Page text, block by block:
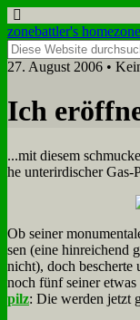
zonebattler's
27. August 2006 •
Ich
...mit die­sem
he un­ter­ir­di­scher Gas-
Ob sei­ner
sen (ei­ne hin­rei­chend
nicht), doch be­scher­te
noch fünf sei­ner
pilz: Die wer­den jetzt